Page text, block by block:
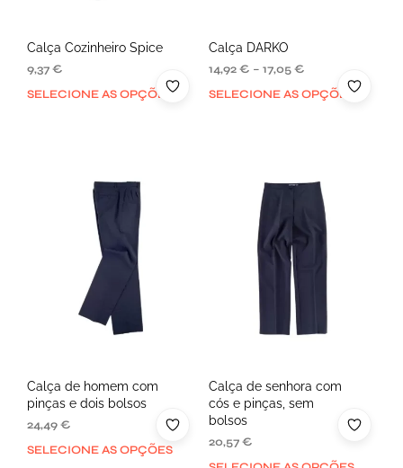
Calça Cozinheiro Spice
9,37€
SELECIONE AS OPÇÕES
Calça DARKO
14,92€ – 17,05€
SELECIONE AS OPÇÕES
Calça de homem com
pinças e dois bolsos
24,49€
SELECIONE AS OPÇÕES
Calça de senhora com
cós e pinças, sem
bolsos
20,57€